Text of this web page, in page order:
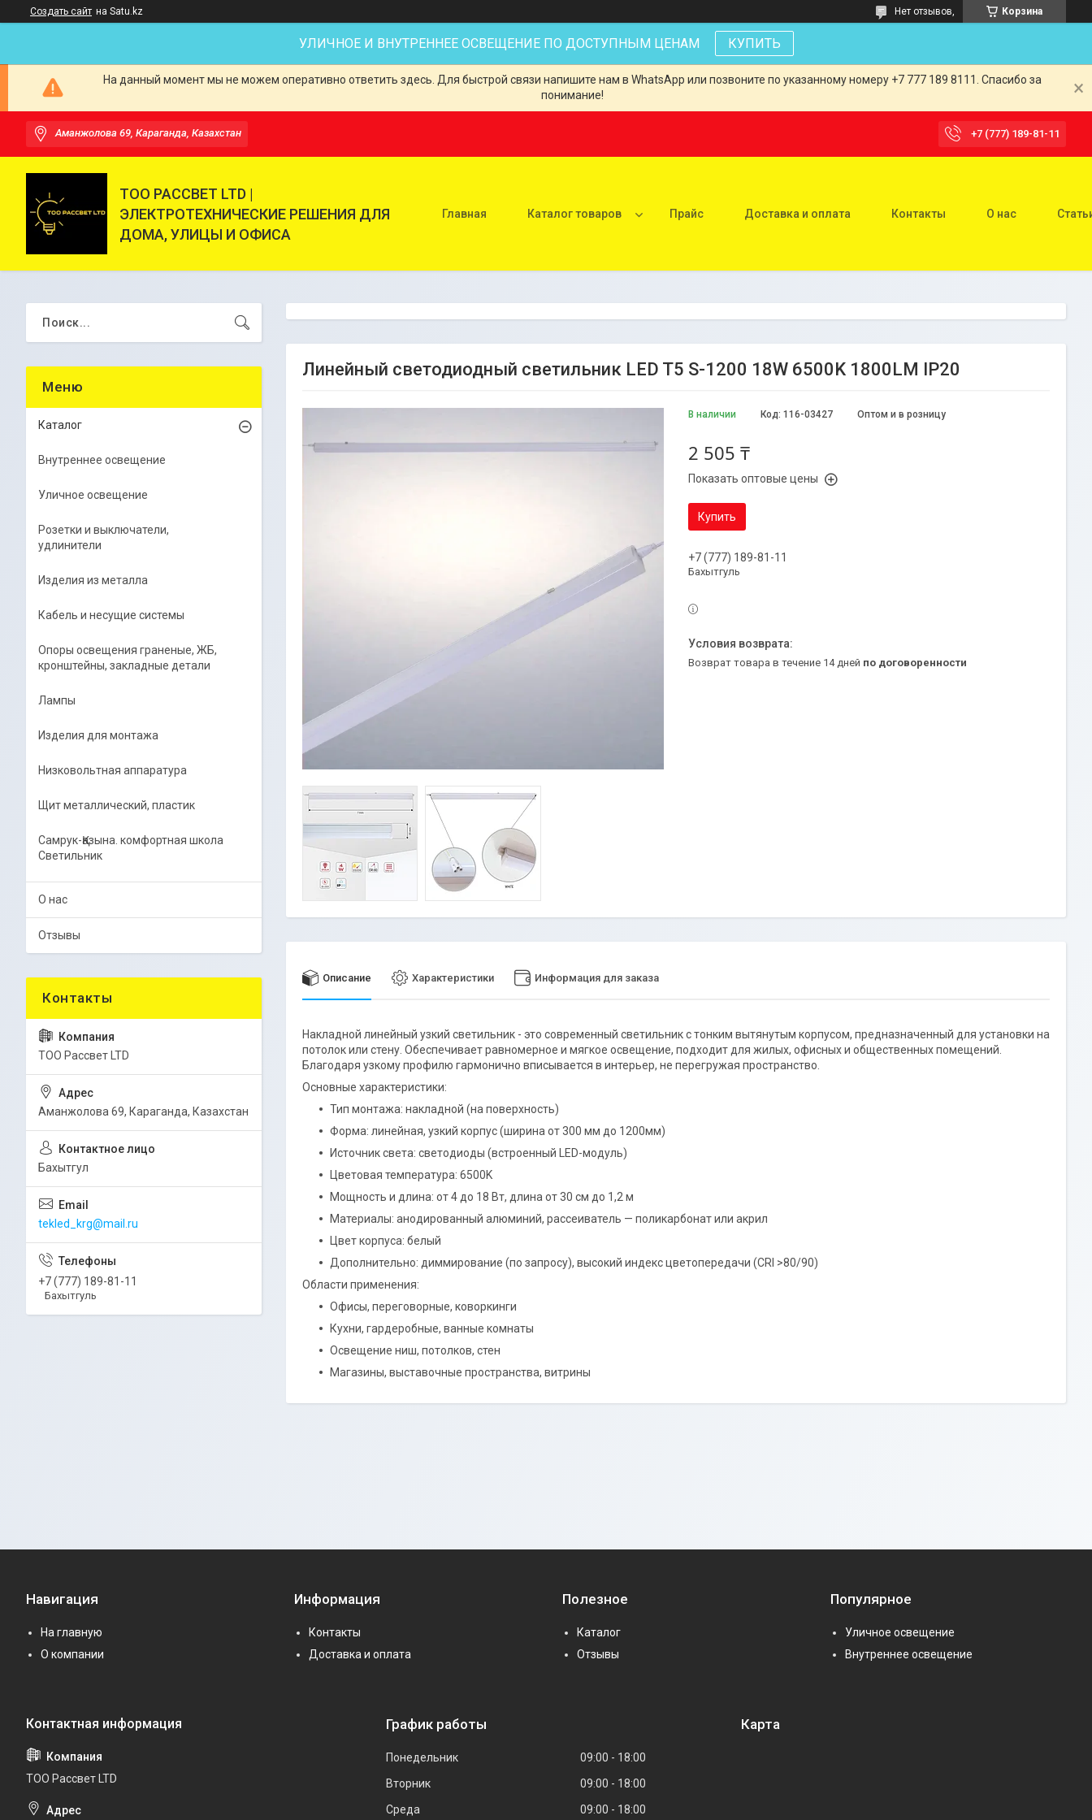
Создать сайт на Satu.kz Корзина
Нет отзывов,
УЛИЧНОЕ И ВНУТРЕННЕЕ ОСВЕЩЕНИЕ ПО ДОСТУПНЫМ ЦЕНАМ КУПИТЬ
На данный момент мы не можем оперативно ответить здесь. Для быстрой связи напишите нам в WhatsApp или позвоните по указанному номеру +7 777 189 8111. Спасибо за
понимание!
Аманжолова 69, Караганда, Казахстан +7 (777) 189-81-11
ТОО РАССВЕТ LTD |
ЭЛЕКТРОТЕХНИЧЕСКИЕ РЕШЕНИЯ ДЛЯ
ДОМА, УЛИЦЫ И ОФИСА
Главная Каталог товаров Прайс Доставка и оплата Контакты О нас
Линейный светодиодный светильник LED T5 S-1200 18W 6500K 1800LM IP20
В наличии Оптом и в розницу
Код: 116-03427
2 505 ₸
Показать оптовые цены
Купить
+7 (777) 189-81-11
Бахытгуль
возврат товара в течение 14 дней по договоренности
Описание Характеристики Информация для заказа
Накладной линейный узкий светильник - это современный светильник с тонким вытянутым корпусом, предназначенный для установки на
потолок или стену. Обеспечивает равномерное и мягкое освещение, подходит для жилых, офисных и общественных помещений.
Благодаря узкому профилю гармонично вписывается в интерьер, не перегружая пространство.
Основные характеристики:
Тип монтажа: накладной (на поверхность)
Форма: линейная, узкий корпус (ширина от 300 мм до 1200мм)
Источник света: светодиоды (встроенный LED-модуль)
Цветовая температура: 6500K
Мощность и длина: от 4 до 18 Вт, длина от 30 см до 1,2 м
Материалы: анодированный алюминий, рассеиватель — поликарбонат или акрил
Цвет корпуса: белый
Дополнительно: диммирование (по запросу), высокий индекс цветопередачи (CRI >80/90)
Области применения:
Офисы, переговорные, коворкинги
Кухни, гардеробные, ванные комнаты
Освещение ниш, потолков, стен
Магазины, выставочные пространства, витрины
Каталог
Внутреннее освещение
Уличное освещение
Розетки и выключатели,
удлинители
Изделия из металла
Кабель и несущие системы
Опоры освещения граненые, ЖБ,
кронштейны, закладные детали
Лампы
Изделия для монтажа
Низковольтная аппаратура
Щит металлический, пластик
Самрук-Қазына. комфортная школа
Светильник
О нас
Отзывы
ТОО Рассвет LTD
Аманжолова 69, Караганда, Казахстан
Бахытгул
tekled_krg@mail.ru
+7 (777) 189-81-11
Бахытгуль
Навигация
На главную
О компании
Информация
Контакты
Доставка и оплата
Полезное
Каталог
Отзывы
Популярное
Уличное освещение
Внутреннее освещение
ТОО Рассвет LTD
График работы
Понедельник 09:00
18:00
Вторник
09:00
18:00
Среда
09:00 18:00
Карта